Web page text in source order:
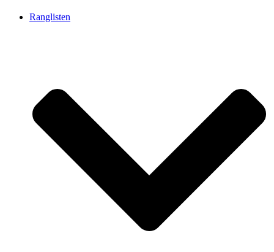
Ranglisten